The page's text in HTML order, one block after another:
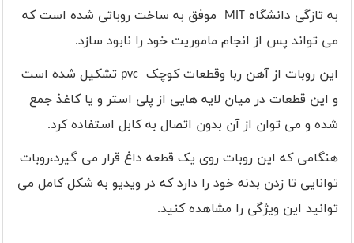
به تازگی دانشگاه MIT موفق به ساخت روباتی شده است که
می تواند پس از انجام ماموریت خود را نابود سازد.
این روبات از آهن ربا وقطعات کوچک pvc تشکیل شده است
و این قطعات در میان لایه هایی از پلی استر و یا کاغذ جمع
شده و می توان از آن بدون اتصال به کابل استفاده کرد.
هنگامی که این روبات روی یک قطعه داغ قرار می گیرد،روبات
توانایی تا زدن بدنه خود را دارد که در ویدیو به شکل کامل می
توانید این ویژگی را مشاهده کنید.